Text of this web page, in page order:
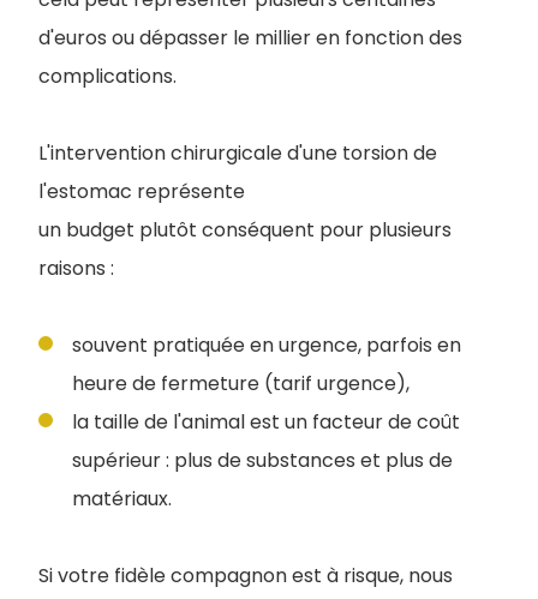
d'euros ou dépasser le millier en fonction des
complications.
L'intervention chirurgicale d'une torsion de
l'estomac représente
un budget plutôt conséquent pour plusieurs
raisons :
souvent pratiquée en urgence, parfois en
heure de fermeture (tarif urgence),
la taille de l'animal est un facteur de coût
supérieur : plus de substances et plus de
matériaux.
Si votre fidèle compagnon est à risque, nous